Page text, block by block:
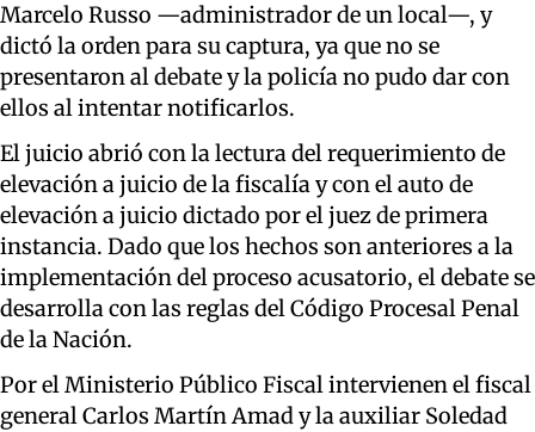
Marcelo Russo —administrador de un local—, y
dictó la orden para su captura, ya que no se
presentaron al debate y la policía no pudo dar con
ellos al intentar notificarlos.
El juicio abrió con la lectura del requerimiento de
elevación a juicio de la fiscalía y con el auto de
elevación a juicio dictado por el juez de primera
instancia. Dado que los hechos son anteriores a la
implementación del proceso acusatorio, el debate se
desarrolla con las reglas del Código Procesal Penal
de la Nación.
Por el Ministerio Público Fiscal intervienen el fiscal
general Carlos Martín Amad y la auxiliar Soledad